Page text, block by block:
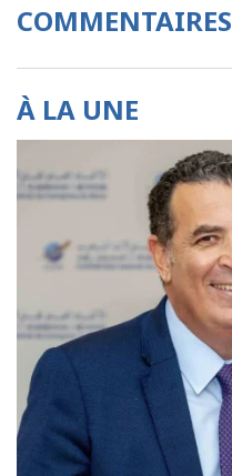
COMMENTAIRES
À LA UNE